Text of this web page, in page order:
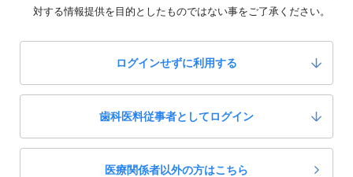
歯内療法ブラッシュアップ
患者さんと歯科医院のWin-Winの関係を築くためのTips
0
10,000
対する情報提供を目的としたものではない事をご了承ください。
ログインせずに利用する
歯科医料従事者としてログイン
医療関係者以外の方はこちら